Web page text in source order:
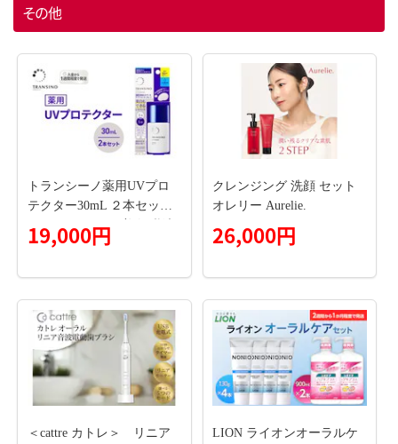
その他
トランシーノ薬用UVプロ
テクター30mL ２本セット
ケア スキンケア 美白 乳液
日焼け止め 化粧下地 UVカ
19,000円
クレンジング 洗顔 セット
オレリー Aurelie.
26,000円
＜cattre カトレ＞ リニア
LION ライオンオーラルケ